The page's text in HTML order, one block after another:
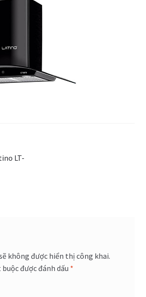
LT-
không được hiển thị công khai.
được đánh dấu *